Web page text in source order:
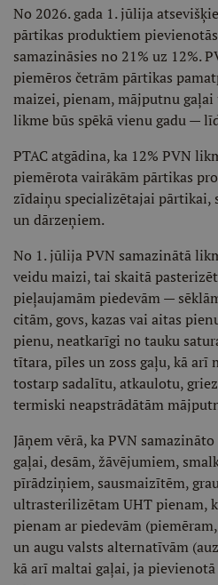
No 2026. gada 1. jūlija
pārtikas produktiem
samazināsies no 21% uz 12%.
piemēros četrām pārtikas
maizei, pienam, mājputnu gaļai
likme būs spēkā vienu gadu —
PTAC atgādina, ka 12% PVN
piemērota vairākām pārtikas
zīdaiņu specializētajai pārtikai,
un dārzeņiem.
No 1. jūlija PVN samazinātā
veidu maizi, tai skaitā
pieļaujamām piedevām —
citām, govs, kazas vai aitas
pienu, neatkarīgi no tauku
tītara, pīles un zoss gaļu, kā
tostarp sadalītu, atkaulotu,
termiski neapstrādātām
Jāņem vērā, ka PVN
gaļai, desām, žāvējumiem,
pīrādziņiem, sausmaizītēm,
ultrasterilizētam UHT pienam,
pienam ar piedevām
un augu valsts alternatīvām
kā arī maltai gaļai, ja